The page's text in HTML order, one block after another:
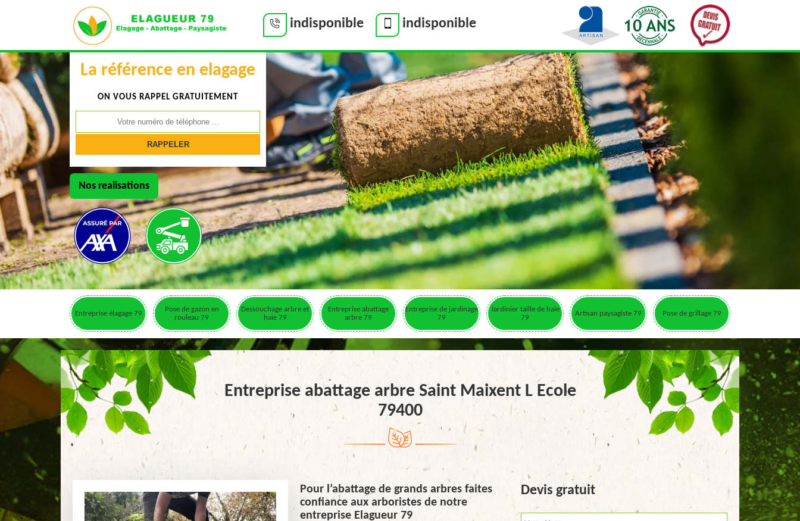
indisponible indisponible
La référence en elagage
ON VOUS RAPPEL GRATUITEMENT
Nos realisations
Entreprise élagage 79
Pose de gazon en
rouleau 79
Dessouchage arbre et
haie 79
Entreprise abattage
arbre 79
Entreprise de jardinage
79
Jardinier taille de haie
79
Artisan paysagiste 79 Pose de grillage 79
Entreprise abattage arbre Saint Maixent L Ecole
79400
Pour l’abattage de grands arbres faites
confiance aux arboristes de notre
entreprise Elagueur 79
Devis gratuit